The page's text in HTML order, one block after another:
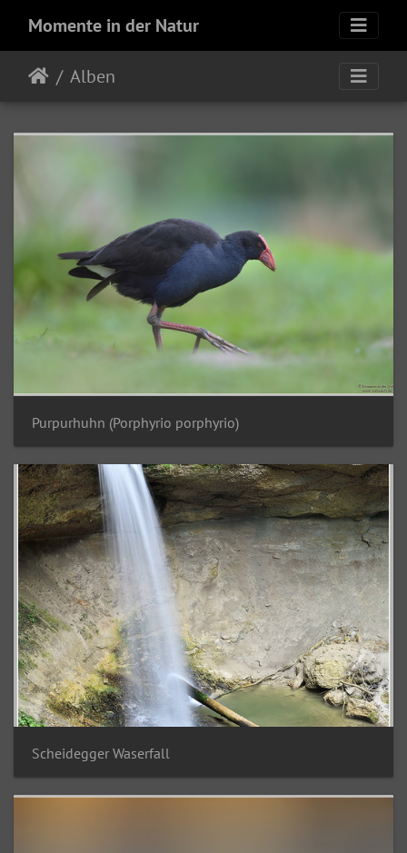
Momente in der Natur
Alben
Purpurhuhn (Porphyrio porphyrio)
Scheidegger Waserfall